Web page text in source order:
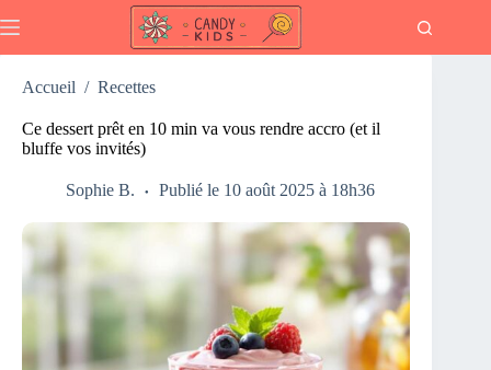
au
Accueil / Recettes
Ce dessert prêt en 10 min va vous rendre accro (et il
bluffe vos invités)
Sophie B. Publié le 10 août 2025 à 18h36